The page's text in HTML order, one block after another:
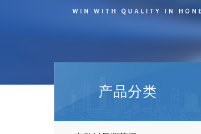
产品分类